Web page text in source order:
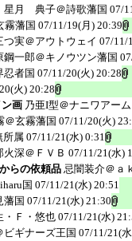
星月 典子＠詩歌藩国 07/
霧藩国 07/11/19(月) 20:39
つ実＠アウトウェイ 07/11/
鋼一郎＠キノウツン藩国
忍者国 07/11/20(火) 20:28
火) 20:28
画 乃亜I型＠ナニワアー
＠玄霧藩国 07/11/20(火)
所属 07/11/21(水) 0:31
火深＠ＦＶＢ 07/11/21(水)
らの依頼品 忌闇装介＠ａ
国 07/11/21(水) 20:51
藩国 07/11/21(水) 21:30
・Ｆ・悠也 07/11/21(水)
ビギナーズ王国 07/11/21(